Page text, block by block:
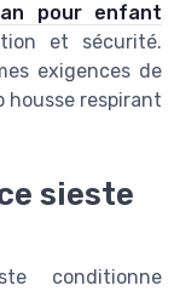
pour enfant
et sécurité.
exigences de
housse respirant
sieste
conditionne